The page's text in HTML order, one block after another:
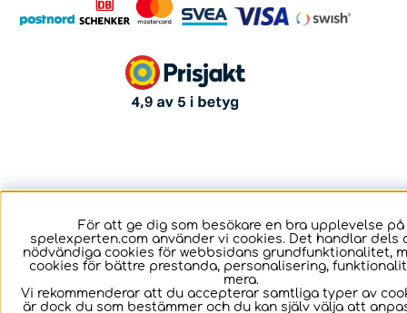
För att ge dig som besökare en bra upplevelse på
spelexperten.com använder vi cookies. Det handlar dels
nödvändiga cookies för webbsidans grundfunktionalitet,
cookies för bättre prestanda, personalisering,
mera.
Vi rekommenderar att du accepterar samtliga typer av
är dock du som bestämmer och du kan själv välja att